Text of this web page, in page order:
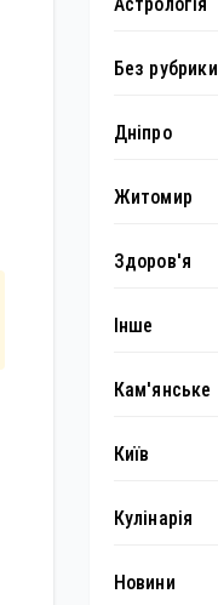
Без рубрики
Дніпро
Житомир
Здоров'я
Інше
Кам'янське
Київ
Кулінарія
Новини